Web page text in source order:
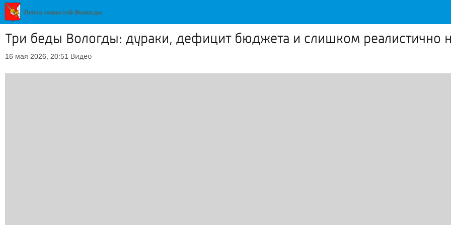
Три беды Вологды: дураки, дефицит бюджета и слишком реалистично
16 мая 2026, 20:51 Видео